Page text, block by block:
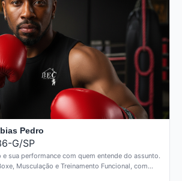
Pedro
G/SP
sua performance com quem entende do assunto.
Musculação e Treinamento Funcional, com…